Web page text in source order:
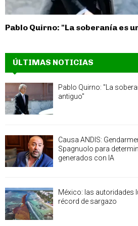
Pablo Quirno: "La soberanía es
ÚLTIMAS NOTICIAS
Pablo Quirno: "La
antiguo"
Causa ANDIS:
Spagnuolo para
generados con IA
México: las autoridades
récord de sargazo